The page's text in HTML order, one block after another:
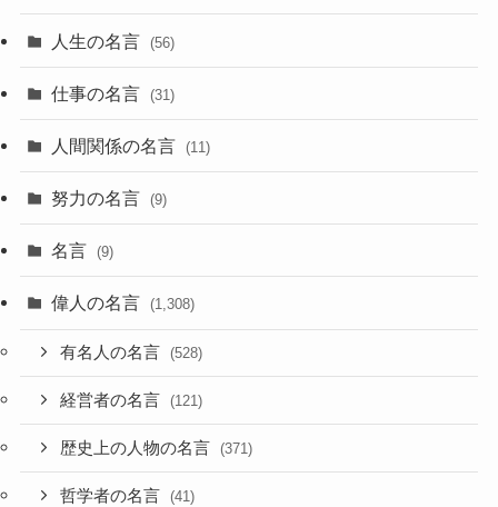
人生の名言 (56)
仕事の名言 (31)
人間関係の名言 (11)
努力の名言 (9)
名言 (9)
偉人の名言 (1,308)
有名人の名言 (528)
経営者の名言 (121)
歴史上の人物の名言 (371)
哲学者の名言 (41)